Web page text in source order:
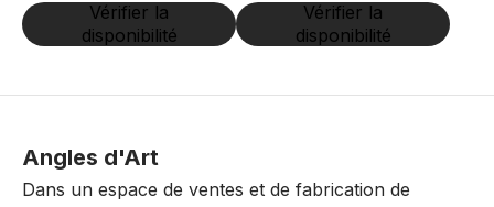
Vérifier la
disponibilité
Vérifier la
disponibilité
Angles d'Art
Dans un espace de ventes et de fabrication de